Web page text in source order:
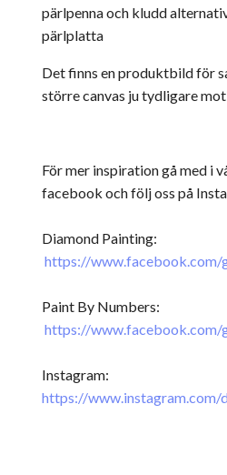
pärlpenna och kludd
pärlplatta
Det finns en produktbild för
större canvas ju tydligare
För mer inspiration gå med i
facebook och följ oss på
Diamond Painting:
https://
Paint By Numbers:
https://
Instagram:
https://www.instagram.com/